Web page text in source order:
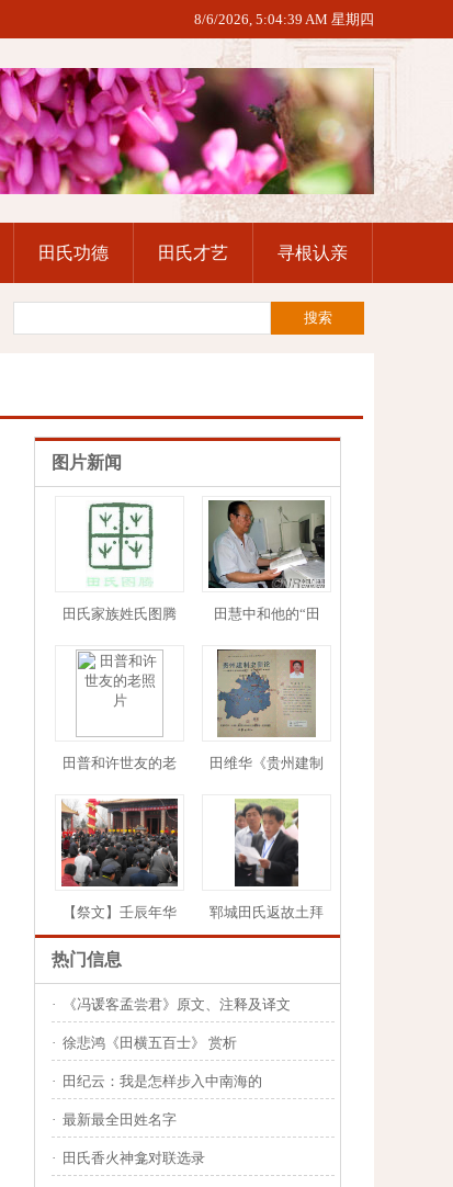
8/6/2026, 5:04:40 AM 星期四
田氏功德 田氏才艺 寻根认亲
图片新闻
田氏家族姓氏图腾 田慧中和他的“田
田普和许世友的老 田维华《贵州建制
【祭文】壬辰年华 郓城田氏返故土拜
热门信息
· 《冯谖客孟尝君》原文、注释及译文
· 徐悲鸿《田横五百士》 赏析
· 田纪云：我是怎样步入中南海的
· 最新最全田姓名字
· 田氏香火神龛对联选录